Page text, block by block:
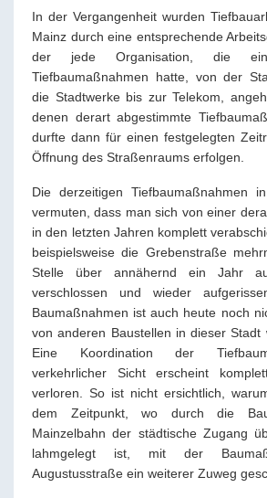
In der Vergangenheit wurden
Mainz durch eine entsprechende
der jede Organisation, die
Tiefbaumaßnahmen hatte, von der
die Stadtwerke bis zur Telekom,
denen derart abgestimmte
durfte dann für einen festgelegten
Öffnung des Straßenraums erfolgen.
Die derzeitigen Tiefbaumaßnahmen
vermuten, dass man sich von einer
in den letzten Jahren komplett
beispielsweise die Grebenstraße
Stelle über annähernd ein Jahr
verschlossen und wieder
Baumaßnahmen ist auch heute noch
von anderen Baustellen in dieser Stadt
Eine Koordination der
verkehrlicher Sicht erscheint
verloren. So ist nicht ersichtlich,
dem Zeitpunkt, wo durch die
Mainzelbahn der städtische Zugang
lahmgelegt ist, mit der
Augustusstraße ein weiterer Zuweg